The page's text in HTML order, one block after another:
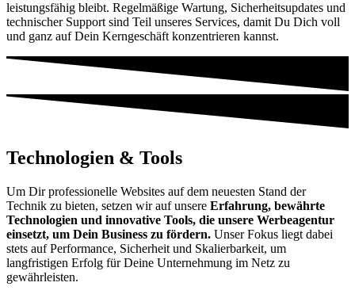
leistungsfähig bleibt. Regelmäßige Wartung, Sicherheitsupdates und
technischer Support sind Teil unseres Services, damit Du Dich voll
und ganz auf Dein Kerngeschäft konzentrieren kannst.
Technologien & Tools
Um Dir professionelle Websites auf dem neuesten Stand der
Technik zu bieten, setzen wir auf unsere Erfahrung, bewährte
Technologien und innovative Tools, die unsere Werbeagentur
einsetzt, um Dein Business zu fördern. Unser Fokus liegt dabei
stets auf Performance, Sicherheit und Skalierbarkeit, um
langfristigen Erfolg für Deine Unternehmung im Netz zu
gewährleisten.